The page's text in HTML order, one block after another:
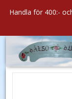
Handla för 400:-